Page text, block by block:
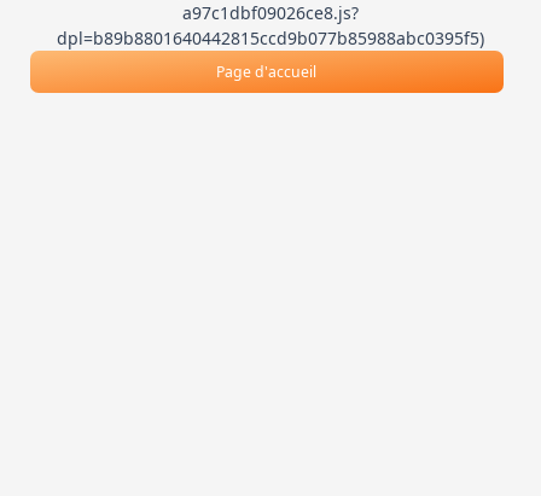
a97c1dbf09026ce8.js?
dpl=b89b8801640442815ccd9b077b85988abc0395f5)
Page d'accueil